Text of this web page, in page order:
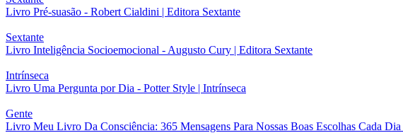
Livro Pré-suasão - Robert Cialdini | Editora Sextante
Sextante
Livro Inteligência Socioemocional - Augusto Cury | Editora Sextante
Intrínseca
Livro Uma Pergunta por Dia - Potter Style | Intrínseca
Gente
Livro Meu Livro Da Consciência: 365 Mensagens Para Nossas Boas Escolhas Cada